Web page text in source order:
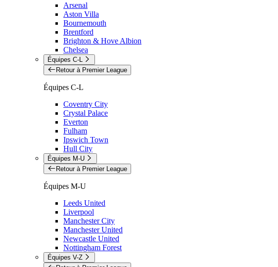
Arsenal
Aston Villa
Bournemouth
Brentford
Brighton & Hove Albion
Chelsea
Équipes C-L
Retour à Premier League
Équipes C-L
Coventry City
Crystal Palace
Everton
Fulham
Ipswich Town
Hull City
Équipes M-U
Retour à Premier League
Équipes M-U
Leeds United
Liverpool
Manchester City
Manchester United
Newcastle United
Nottingham Forest
Équipes V-Z